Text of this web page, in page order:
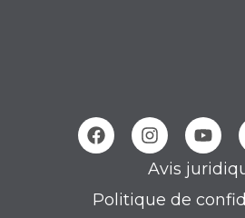
Avis
Politique de